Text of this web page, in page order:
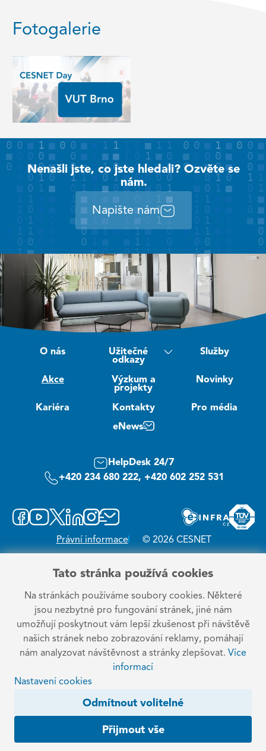
Fotogalerie
Nenašli jste, co jste hledali? Ozvěte se
nám.
Napište nám
O nás
Užitečné
odkazy
Služby
Akce
Výzkum a
projekty
Novinky
Kariéra Kontakty Pro média
eNews
HelpDesk 24/7
+420 234 680 222, +420 602 252 531
Právní informace © 2026 CESNET
Tato stránka používá cookies
Na stránkách používáme soubory cookies. Některé
jsou nezbytné pro fungování stránek, jiné nám
umožňují poskytnout vám lepší zkušenost při návštěvě
našich stránek nebo zobrazování reklamy, pomáhají
nám analyzovat návštěvnost a stránky zlepšovat. Více
informací
Nastavení cookies
Odmítnout volitelné
Přijmout vše